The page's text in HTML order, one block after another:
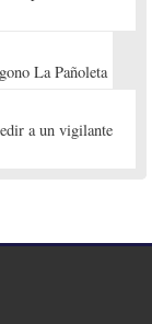
La Pañoleta
a un vigilante